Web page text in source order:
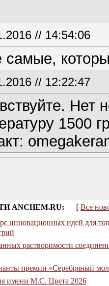
// 14:54:06
самые,
// 12:22:47
Нет
1500
ANCHEM.RU: [ Все
инновационных идей для
растворимости
премии «Серебряный
имени М.С. Цвета 2026